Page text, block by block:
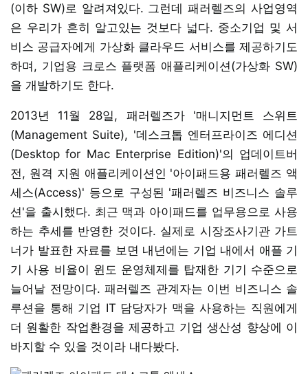
(이하 SW)로 알려져있다. 그런데 패러렐즈의 사업영역
은 우리가 흔히 알고있는 것보다 넓다. 중소기업 및 서
비스 공급자에게 가상화 클라우드 서비스를 제공하기도
하며, 기업용 크로스 플랫폼 애플리케이션(가상화 SW)
을 개발하기도 한다.
2013년 11월 28일, 패러렐즈가 '매니지먼트 스위트
(Management Suite), '데스크톱 엔터프라이즈 에디션
(Desktop for Mac Enterprise Edition)'의 업데이트버
전, 원격 지원 애플리케이션인 '아이패드용 패러렐즈 액
세스(Access)' 등으로 구성된 '패러렐즈 비즈니스 솔루
션'을 출시했다. 최근 맥과 아이패드를 업무용으로 사용
하는 추세를 반영한 것이다. 실제로 시장조사기관 가트
너가 발표한 자료를 보면 내년에는 기업 내에서 애플 기
기 사용 비율이 윈도 운영체제를 탑재한 기기 수준으로
늘어날 전망이다. 패러렐즈 관계자는 이번 비즈니스 솔
루션을 통해 기업 IT 담당자가 맥을 사용하는 직원에게
더 원활한 작업환경을 제공하고 기업 생산성 향상에 이
바지할 수 있을 것이라 내다봤다.